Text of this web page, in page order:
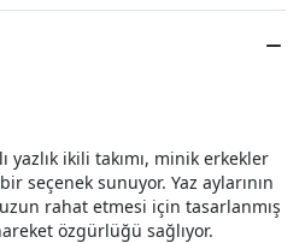
yazlık ikili takımı, minik erkekler
seçenek sunuyor. Yaz aylarının
rahat etmesi için tasarlanmış
özgürlüğü sağlıyor.